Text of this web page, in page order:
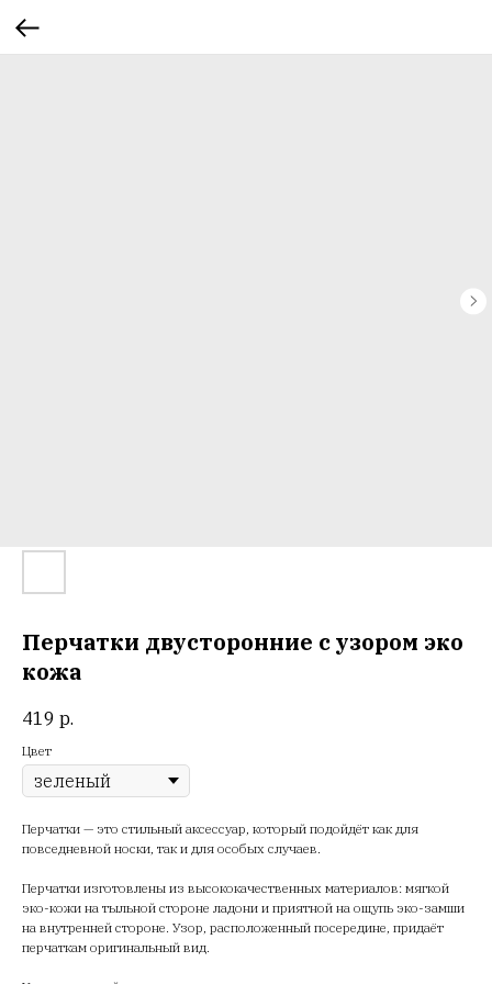
Перчатки двусторонние с узором эко
кожа
419 р.
Цвет
Перчатки — это стильный аксессуар, который подойдёт как для
повседневной носки, так и для особых случаев.
Перчатки изготовлены из высококачественных материалов: мягкой
эко-кожи на тыльной стороне ладони и приятной на ощупь эко-замши
на внутренней стороне. Узор, расположенный посередине, придаёт
перчаткам оригинальный вид.